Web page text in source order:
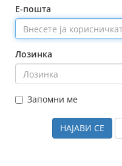
Е-пошта
Лозинка
Запомни ме